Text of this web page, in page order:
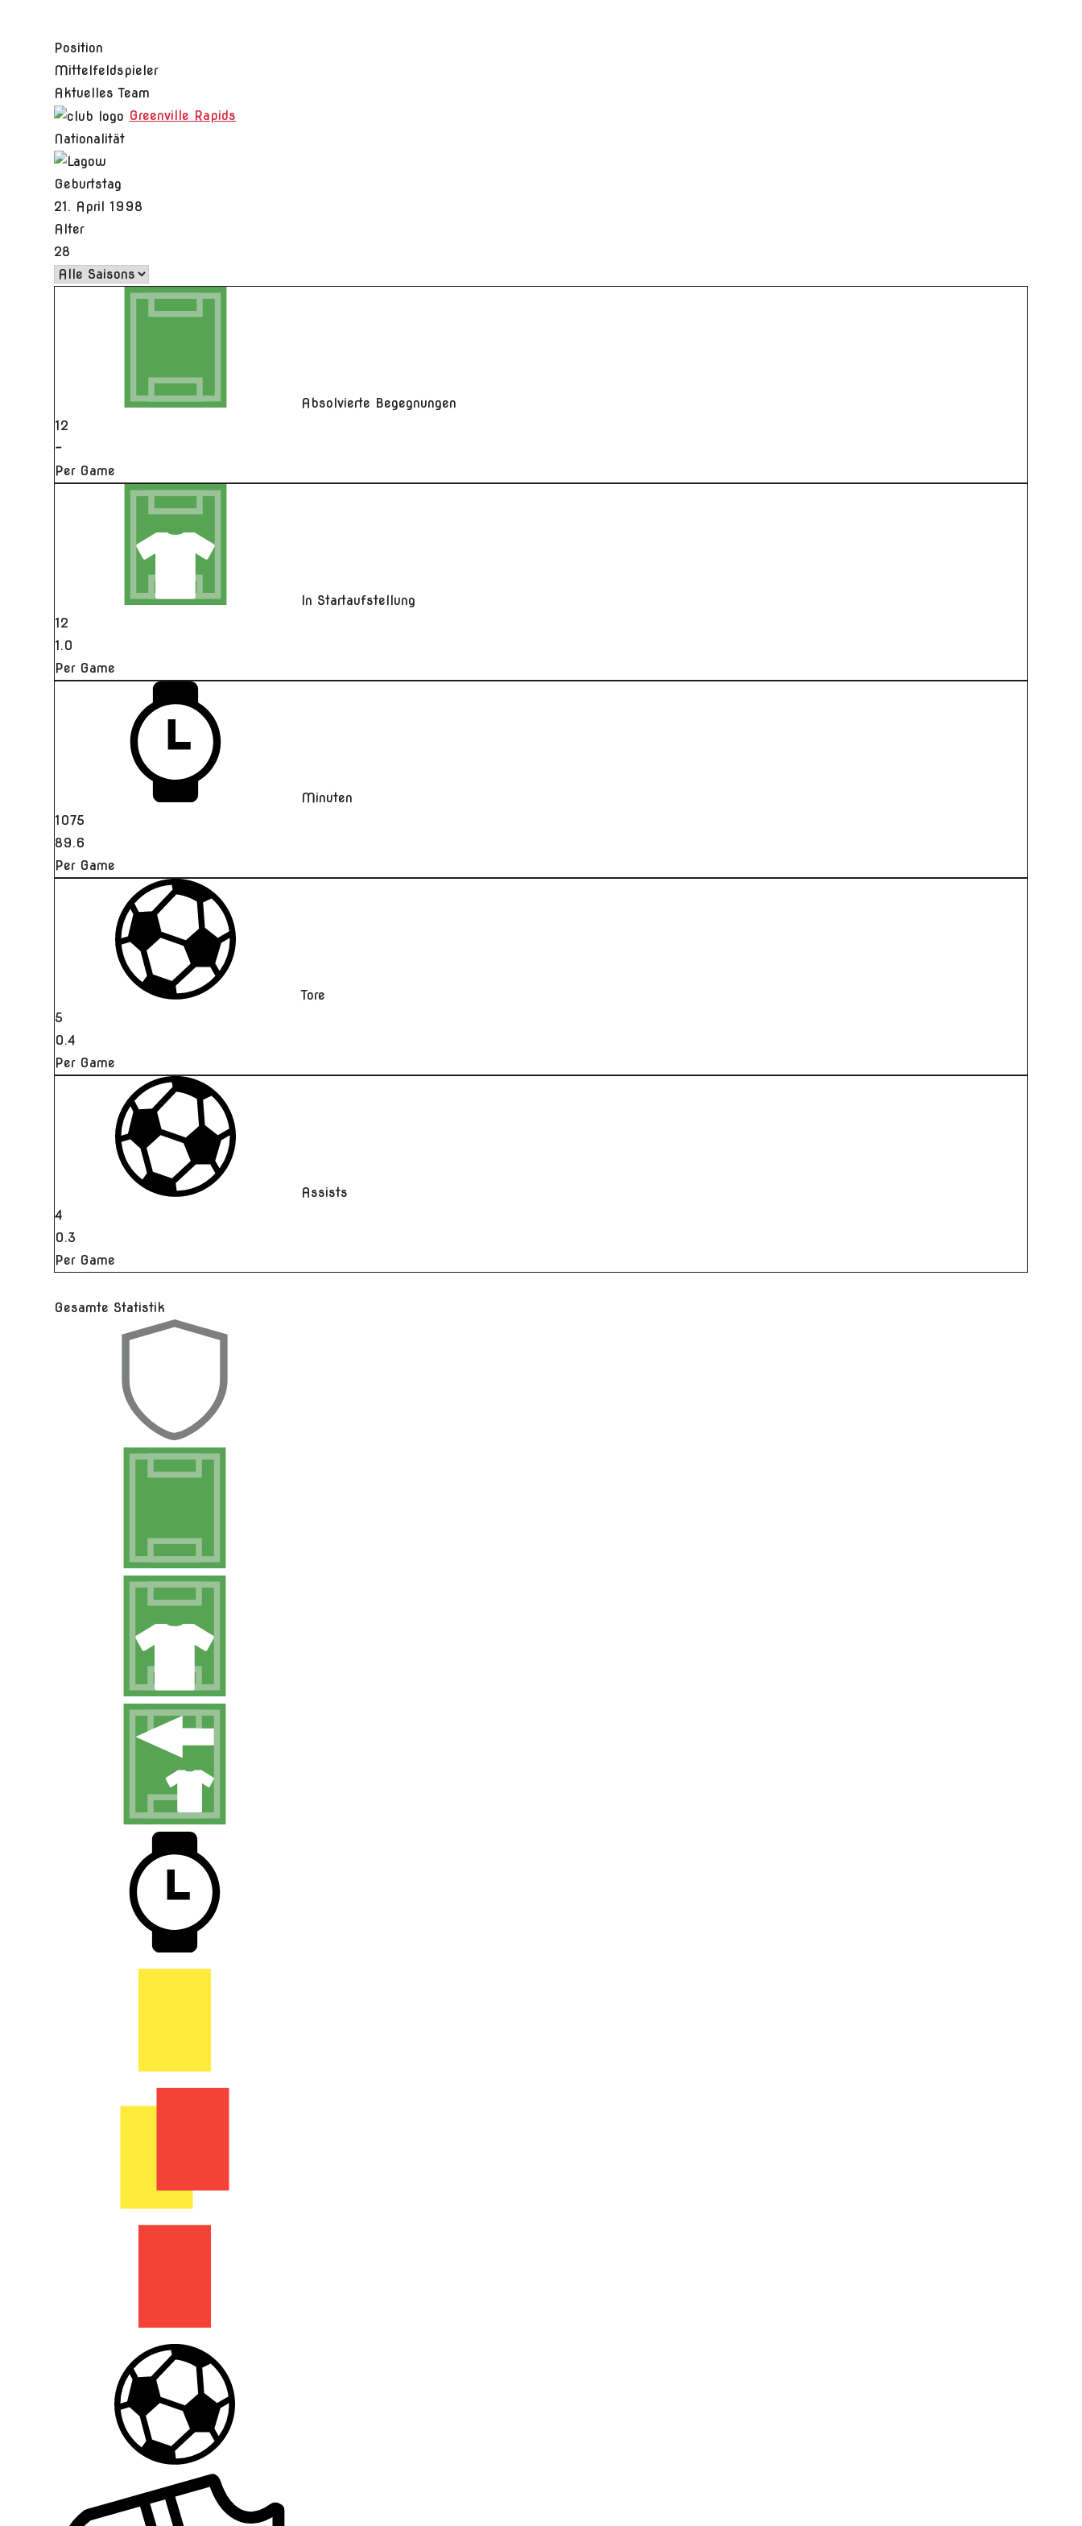
Position
Mittelfeldspieler
Aktuelles Team
Greenville Rapids
Nationalität
Geburtstag
21. April 1998
Alter
28
Absolvierte Begegnungen
12
-
Per Game
In Startaufstellung
12
1.0
Per Game
Minuten
1075
89.6
Per Game
Tore
5
0.4
Per Game
Assists
4
0.3
Per Game
Gesamte Statistik